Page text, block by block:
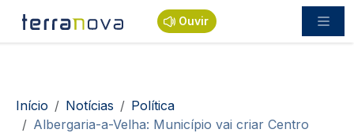
Passar para o conteúdo principal
Ouvir
Navegação estrutural
Início Notícias
Política
Albergaria-a-Velha: Município vai criar Centro